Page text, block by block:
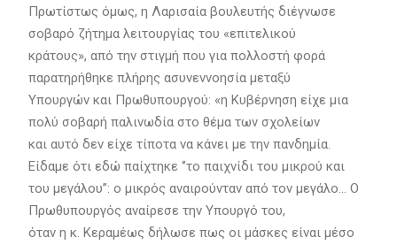
Πρωτίστως όμως, η Λαρισαία βουλευτής διέγνωσε
σοβαρό ζήτημα λειτουργίας του «επιτελικού
κράτους», από την στιγμή που για πολλοστή φορά
παρατηρήθηκε πλήρης ασυνεννοησία μεταξύ
Υπουργών και Πρωθυπουργού: «η Κυβέρνηση είχε μια
πολύ σοβαρή παλινωδία στο θέμα των σχολείων
και αυτό δεν είχε τίποτα να κάνει με την πανδημία.
Είδαμε ότι εδώ παίχτηκε ‘’το παιχνίδι του μικρού και
του μεγάλου’’: ο μικρός αναιρούνταν από τον μεγάλο… Ο
Πρωθυπουργός αναίρεσε την Υπουργό του,
όταν η κ. Κεραμέως δήλωσε πως οι μάσκες είναι μέσο